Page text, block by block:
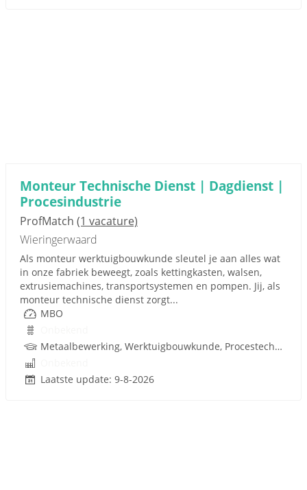
Monteur Technische Dienst | Dagdienst |
Procesindustrie
ProfMatch (1 vacature)
Wieringerwaard
Als monteur werktuigbouwkunde sleutel je aan alles wat
in onze fabriek beweegt, zoals kettingkasten, walsen,
extrusiemachines, transportsystemen en pompen. Jij, als
monteur technische dienst zorgt...
MBO
Metaalbewerking, Werktuigbouwkunde, Procestechnologie, Techniek
Laatste update: 9-8-2026